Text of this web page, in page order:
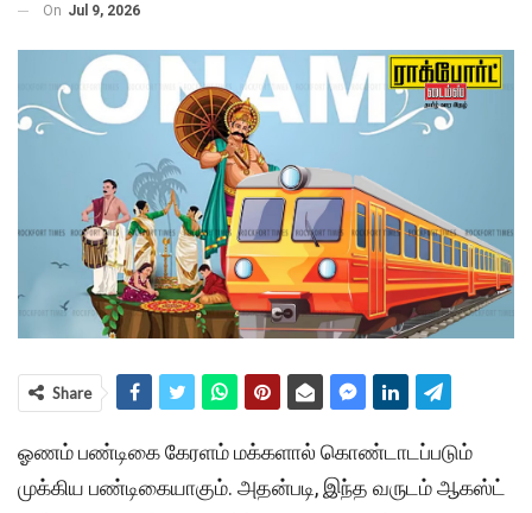
On Jul 9, 2026
Share
ஓணம் பண்டிகை கேரளம் மக்களால் கொண்டாடப்படும்
முக்கிய பண்டிகையாகும். அதன்படி, இந்த வருடம் ஆகஸ்ட்